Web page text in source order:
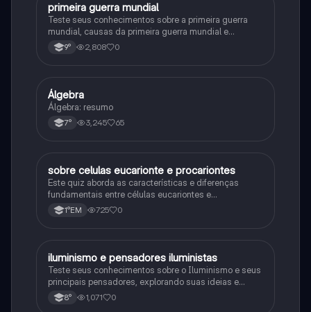
História
primeira guerra mundial
Teste seus conhecimentos sobre a primeira guerra
mundial, causas da primeira guerra mundial e
consequências da Primeira Guerra Mundial, fases da
primeira guerra mundial
9° 2,808 0
Matematica
Álgebra
Álgebra: resumo
7° 3,245 65
Biologia
sobre celulas eucarionte e procariontes
Este quiz aborda as características e diferenças
fundamentais entre células eucariontes e
procariontes.
1°EM 725 0
História
iluminismo e pensadores iluministas
Teste seus conhecimentos sobre o Iluminismo e seus
principais pensadores, explorando suas ideias e
impacto histórico.
8° 1,071 0